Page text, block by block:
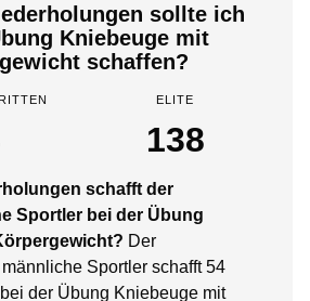
sollte ich
Kniebeuge mit
schaffen?
ELITE
138
schafft der
Sportler bei der Übung
Der
Sportler schafft 54
der Übung Kniebeuge mit